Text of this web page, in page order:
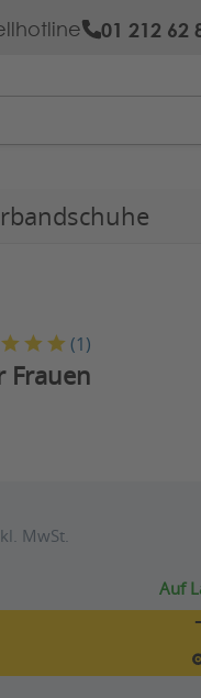
01 212 62
(1)
Frauen
MwSt.
Auf